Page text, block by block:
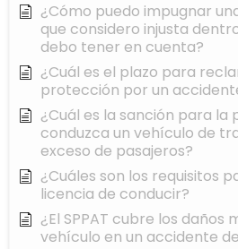
¿Cómo puedo impugnar
que considero injusta
debo tener en cuenta?
¿Cuál es el plazo para
protección por un
¿Cuál es la sanción para la
conduzca un vehículo de
exceso de pasajeros?
¿Cuáles son los requisitos
licencia de conducir?
¿El SPPAT cubre los daños
vehículo en un accidente